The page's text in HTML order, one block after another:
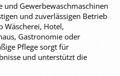
Gewerbewaschmaschinen
und zuverlässigen Betrieb
Wäscherei, Hotel,
Gastronomie oder
Pflege sorgt für
und unterstützt die